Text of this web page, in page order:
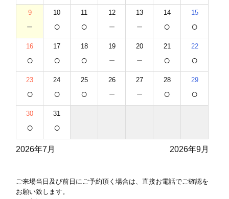
9
－
10
○
11
○
12
－
13
－
14
○
15
○
16
○
17
○
18
○
19
－
20
－
21
○
22
○
23
○
24
○
25
○
26
－
27
－
28
○
29
○
30
○
31
○
2026年7月 2026年9月
ご来場当日及び前日にご予約頂く場合は、直接お電話でご確認を
お願い致します。